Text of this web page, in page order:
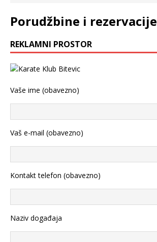
Porudžbine i rezervacije
REKLAMNI PROSTOR
Vaše ime (obavezno)
Vaš e-mail (obavezno)
Kontakt telefon (obavezno)
Naziv događaja